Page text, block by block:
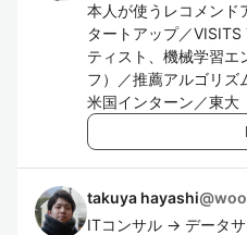
本人が使うレコメン
タートアップ／
ティスト、機械学習エ
フ）／推薦アルゴリズ
米国インターン／東大
takuya hayashi@
ITコンサル -> データ